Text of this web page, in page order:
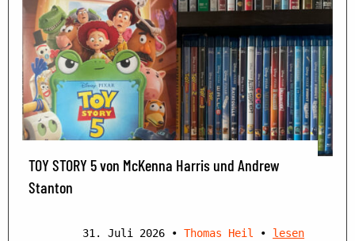
TOY STORY 5 von McKenna Harris und Andrew
Stanton
31. Juli 2026 • Thomas Heil • lesen